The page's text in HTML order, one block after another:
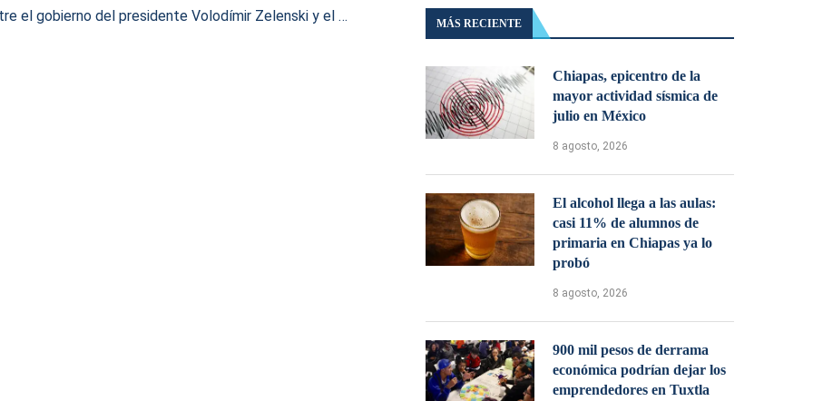
el gobierno del presidente Volodímir Zelenski y el …
MÁS RECIENTE
Chiapas, epicentro de la
mayor actividad sísmica de
julio en México
8 agosto, 2026
El alcohol llega a las aulas:
casi 11% de alumnos de
primaria en Chiapas ya lo
probó
8 agosto, 2026
900 mil pesos de derrama
económica podrían dejar los
emprendedores en Tuxtla